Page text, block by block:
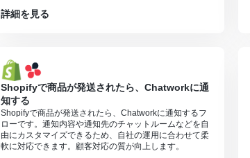
詳細を見る
Shopifyで商品が発送されたら、Chatworkに通
知する
Shopifyで商品が発送されたら、Chatworkに通知するフ
ローです。通知内容や通知先のチャットルームなどを自
由にカスタマイズできるため、自社の運用に合わせて柔
軟に対応できます。顧客対応の質が向上します。